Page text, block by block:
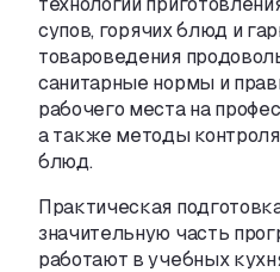
супов, горячих блюд и
товароведения
санитарные нормы и
рабочего места на
а также методы
блюд.
Практическая
значительную часть
работают в учебных